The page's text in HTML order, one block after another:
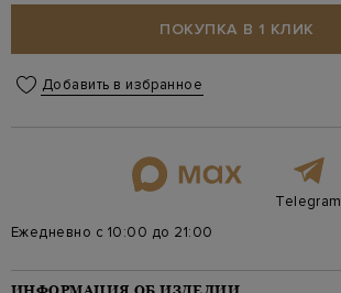
ПОКУПКА В 1 КЛИК
Добавить в избранное
Telegram
Ежедневно с 10:00 до 21:00